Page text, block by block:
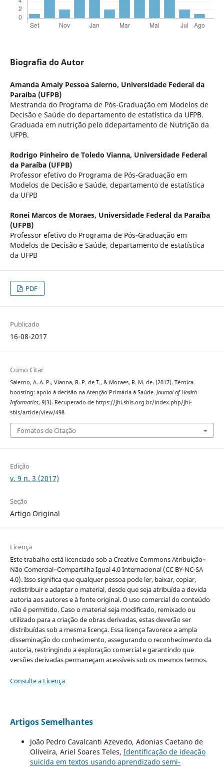
Biografia do Autor
Amanda Amaiy Pessoa Salerno, Universidade Federal da
Paraíba (UFPB)
Mestranda do Programa de Pós-Graduação em Modelos de
Decisão e Saúde do departamento de estatística da UFPB.
Graduada em nutrição pelo ddepartamento de Nutrição da
UFPB.
Rodrigo Pinheiro de Toledo Vianna, Universidade Federal
da Paraíba (UFPB)
Professor efetivo do Programa de Pós-Graduação em
Modelos de Decisão e Saúde, departamento de estatística
da UFPB
Ronei Marcos de Moraes, Universidade Federal da Paraíba
(UFPB)
Professor efetivo do Programa de Pós-Graduação em
Modelos de Decisão e Saúde, departamento de estatística
da UFPB
PDF
Publicado
16-08-2017
Como Citar
Salerno, A. A. P., Vianna, R. P. de T., & Moraes, R. M. de. (2017). Técnica
boosting: apoio à decisão na Atenção Primária à Saúde. Journal of Health
Informatics, 9(3). Recuperado de https://jhi.sbis.org.br/index.php/jhi-
sbis/article/view/498
Fomatos de Citação
Edição
v. 9 n. 3 (2017)
Seção
Artigo Original
Licença
Este trabalho está licenciado sob a Creative Commons Atribuição–
Não Comercial–Compartilha Igual 4.0 Internacional (CC BY-NC-SA
4.0). Isso significa que qualquer pessoa pode ler, baixar, copiar,
redistribuir e adaptar o material, desde que seja atribuída a devida
autoria aos autores e à fonte original. O uso comercial do conteúdo
não é permitido. Caso o material seja modificado, remixado ou
utilizado para a criação de obras derivadas, estas deverão ser
distribuídas sob a mesma licença. Essa licença favorece a ampla
disseminação do conhecimento, assegurando o reconhecimento da
autoria, restringindo a exploração comercial e garantindo que
versões derivadas permaneçam acessíveis sob os mesmos termos.
Consulte a Licença
Artigos Semelhantes
João Pedro Cavalcanti Azevedo, Adonias Caetano de
Oliveira, Ariel Soares Teles, Identificação de ideação
suicida em textos usando aprendizado semi-